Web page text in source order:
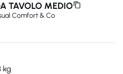
TAVOLO MEDIO
Comfort & Co
kg